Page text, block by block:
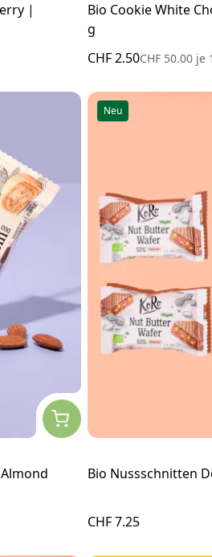
|
Bio Cookie White
g
CHF 2.50CHF 50.00 je
Neu
Bio Nussschnitten
CHF 7.25